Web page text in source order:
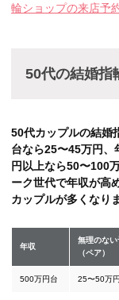
輪ショップの来店予
50代の結婚指
50代カップルの結婚
台なら25〜45万円
円以上なら50〜100
ーク世代で年収が高
カップルが多くなり
年収
無理のない
（ペア）
500万円台 25〜50万円